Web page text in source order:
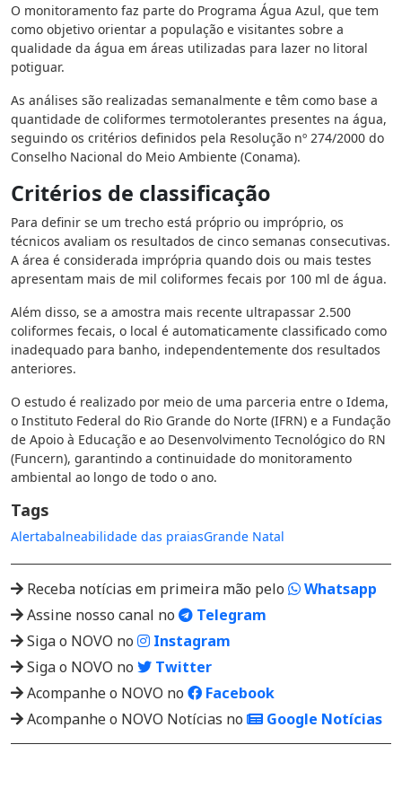
O monitoramento faz parte do Programa Água Azul, que tem
como objetivo orientar a população e visitantes sobre a
qualidade da água em áreas utilizadas para lazer no litoral
potiguar.
As análises são realizadas semanalmente e têm como base a
quantidade de coliformes termotolerantes presentes na água,
seguindo os critérios definidos pela Resolução nº 274/2000 do
Conselho Nacional do Meio Ambiente (Conama).
Critérios de classificação
Para definir se um trecho está próprio ou impróprio, os
técnicos avaliam os resultados de cinco semanas consecutivas.
A área é considerada imprópria quando dois ou mais testes
apresentam mais de mil coliformes fecais por 100 ml de água.
Além disso, se a amostra mais recente ultrapassar 2.500
coliformes fecais, o local é automaticamente classificado como
inadequado para banho, independentemente dos resultados
anteriores.
O estudo é realizado por meio de uma parceria entre o Idema,
o Instituto Federal do Rio Grande do Norte (IFRN) e a Fundação
de Apoio à Educação e ao Desenvolvimento Tecnológico do RN
(Funcern), garantindo a continuidade do monitoramento
ambiental ao longo de todo o ano.
Tags
Alertabalneabilidade das praiasGrande Natal
Receba notícias em primeira mão pelo
Whatsapp
Assine nosso canal no
Telegram
Siga o NOVO no
Instagram
Siga o NOVO no
Twitter
Acompanhe o NOVO no
Facebook
Acompanhe o NOVO Notícias no
Google Notícias